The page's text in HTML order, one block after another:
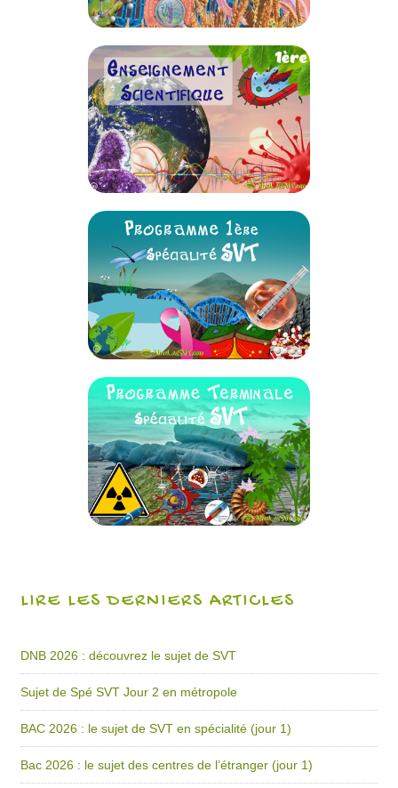
LIRE LES DERNIERS ARTICLES
DNB 2026 : découvrez le sujet de SVT
Sujet de Spé SVT Jour 2 en métropole
BAC 2026 : le sujet de SVT en spécialité (jour 1)
Bac 2026 : le sujet des centres de l’étranger (jour 1)